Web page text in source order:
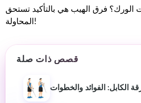
فرق الهيب هي بالتأكيد تستحق
المحاولة!
قصص ذات صلة
الكابل: الفوائد والخطوات